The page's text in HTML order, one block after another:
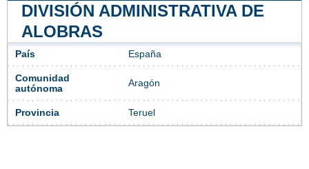
DIVISIÓN ADMINISTRATIVA DE
ALOBRAS
País España
Comunidad
autónoma
Aragón
Provincia Teruel